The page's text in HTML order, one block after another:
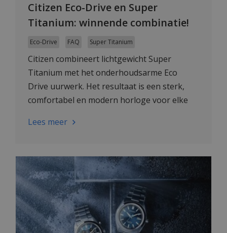
Citizen Eco-Drive en Super
Titanium: winnende combinatie!
Eco-Drive FAQ Super Titanium
Citizen combineert lichtgewicht Super
Titanium met het onderhoudsarme Eco
Drive uurwerk. Het resultaat is een sterk,
comfortabel en modern horloge voor elke
Lees meer